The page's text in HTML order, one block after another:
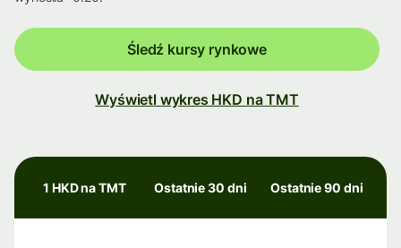
Śledź kursy rynkowe
Wyświetl wykres HKD na TMT
1 HKD na TMT Ostatnie 30 dni Ostatnie 90 dni